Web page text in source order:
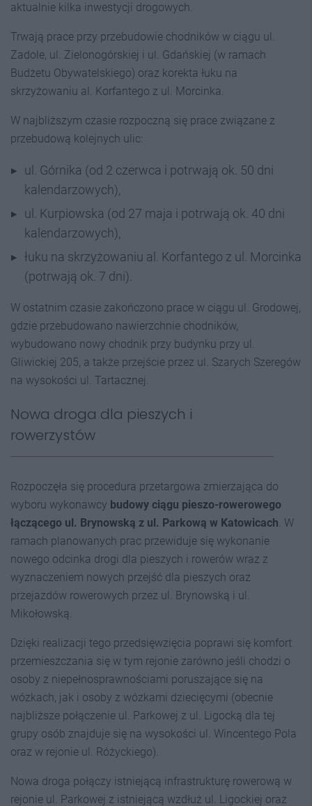
aktualnie kilka inwestycji drogowych.
Trwają prace przy przebudowie chodników w ciągu ul.
Zadole, ul. Zielonogórskiej i ul. Gdańskiej (w ramach
Budżetu Obywatelskiego) oraz korekta łuku na
skrzyżowaniu al. Korfantego z ul. Morcinka.
W najbliższym czasie rozpoczną się prace związane z
przebudową kolejnych ulic:
ul. Górnika (od 2 czerwca i potrwają ok. 50 dni
kalendarzowych),
ul. Kurpiowska (od 27 maja i potrwają ok. 40 dni
kalendarzowych),
łuku na skrzyżowaniu al. Korfantego z ul. Morcinka
(potrwają ok. 7 dni).
W ostatnim czasie zakończono prace w ciągu ul. Grodowej,
gdzie przebudowano nawierzchnie chodników,
wybudowano nowy chodnik przy budynku przy ul.
Gliwickiej 205, a także przejście przez ul. Szarych Szeregów
na wysokości ul. Tartacznej.
Nowa droga dla pieszych i
rowerzystów
Rozpoczęła się procedura przetargowa zmierzająca do
wyboru wykonawcy budowy ciągu pieszo-rowerowego
łączącego ul. Brynowską z ul. Parkową w Katowicach. W
ramach planowanych prac przewiduje się wykonanie
nowego odcinka drogi dla pieszych i rowerów wraz z
wyznaczeniem nowych przejść dla pieszych oraz
przejazdów rowerowych przez ul. Brynowską i ul.
Mikołowską.
Dzięki realizacji tego przedsięwzięcia poprawi się komfort
przemieszczania się w tym rejonie zarówno jeśli chodzi o
osoby z niepełnosprawnościami poruszające się na
wózkach, jak i osoby z wózkami dziecięcymi (obecnie
najbliższe połączenie ul. Parkowej z ul. Ligocką dla tej
grupy osób znajduje się na wysokości ul. Wincentego Pola
oraz w rejonie ul. Różyckiego).
Nowa droga połączy istniejącą infrastrukturę rowerową w
rejonie ul. Parkowej z istniejącą wzdłuż ul. Ligockiej oraz